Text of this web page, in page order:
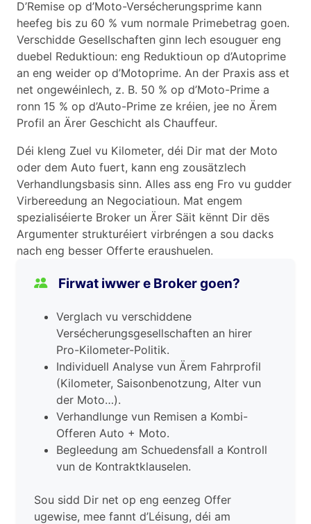
D’Remise op d’Moto-Versécherungsprime kann
heefeg bis zu 60 % vum normale Primebetrag goen.
Verschidde Gesellschaften ginn Iech esouguer eng
duebel Reduktioun: eng Reduktioun op d’Autoprime
an eng weider op d’Motoprime. An der Praxis ass et
net ongewéinlech, z. B. 50 % op d’Moto-Prime a
ronn 15 % op d’Auto-Prime ze kréien, jee no Ärem
Profil an Ärer Geschicht als Chauffeur.
Déi kleng Zuel vu Kilometer, déi Dir mat der Moto
oder dem Auto fuert, kann eng zousätzlech
Verhandlungsbasis sinn. Alles ass eng Fro vu gudder
Virbereedung an Negociatioun. Mat engem
spezialiséierte Broker un Ärer Säit kënnt Dir dës
Argumenter strukturéiert virbréngen a sou dacks
nach eng besser Offerte eraushuelen.
Firwat iwwer e Broker goen?
Verglach vu verschiddene
Versécherungsgesellschaften an hirer
Pro-Kilometer-Politik.
Individuell Analyse vun Ärem Fahrprofil
(Kilometer, Saisonbenotzung, Alter vun
der Moto…).
Verhandlunge vun Remisen a Kombi-
Offeren Auto + Moto.
Begleedung am Schuedensfall a Kontroll
vun de Kontraktklauselen.
Sou sidd Dir net op eng eenzeg Offer
ugewise, mee fannt d’Léisung, déi am